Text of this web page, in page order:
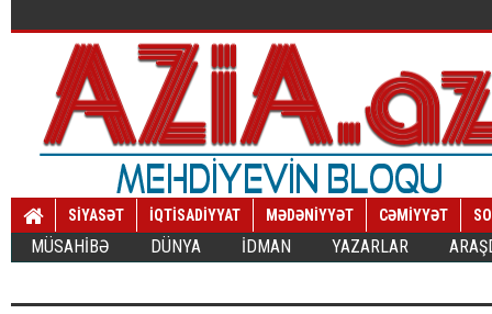
SİYASƏT İQTİSADİYYAT MƏDƏNİYYƏT CƏMİYYƏT
MÜSAHİBƏ DÜNYA İDMAN YAZARLAR